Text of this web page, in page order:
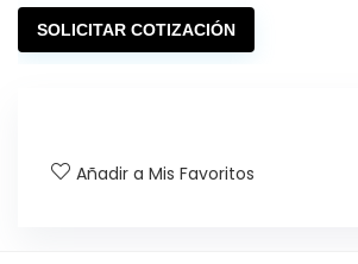
SOLICITAR COTIZACIÓN
Añadir a Mis Favoritos